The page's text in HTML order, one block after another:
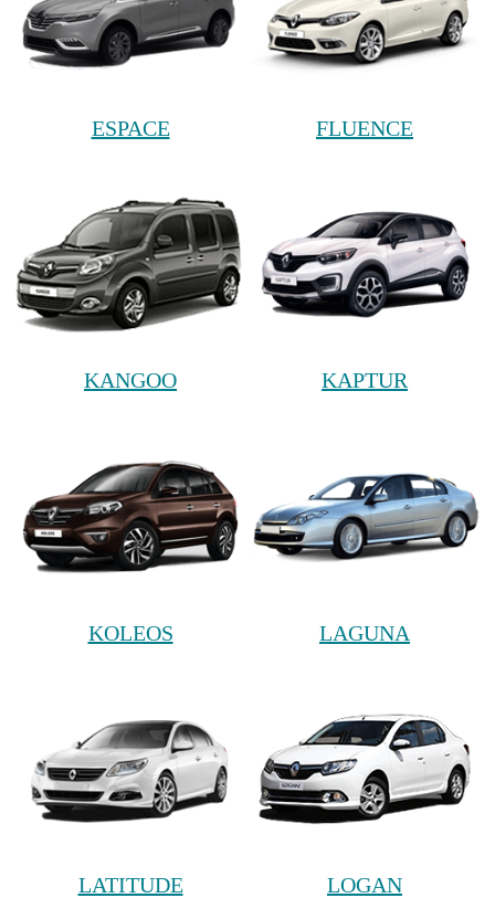
ESPACE FLUENCE
KANGOO KAPTUR
KOLEOS LAGUNA
LATITUDE LOGAN